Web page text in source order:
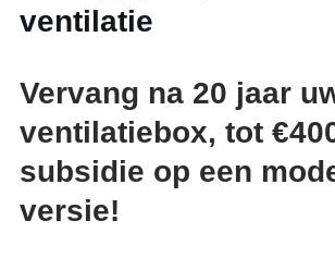
ventilatie
Vervang na 20 jaar
ventilatiebox, tot
subsidie op een
versie!